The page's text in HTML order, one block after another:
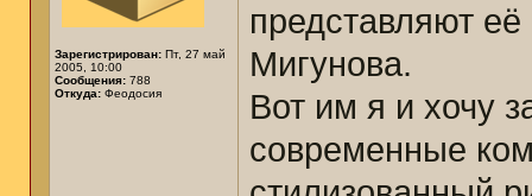
Зарегистрирован: Пт, 27 май
2005, 10:00
Сообщения: 788
Откуда: Феодосия
представляют
Мигунова.
Вот им я и хочу
современные